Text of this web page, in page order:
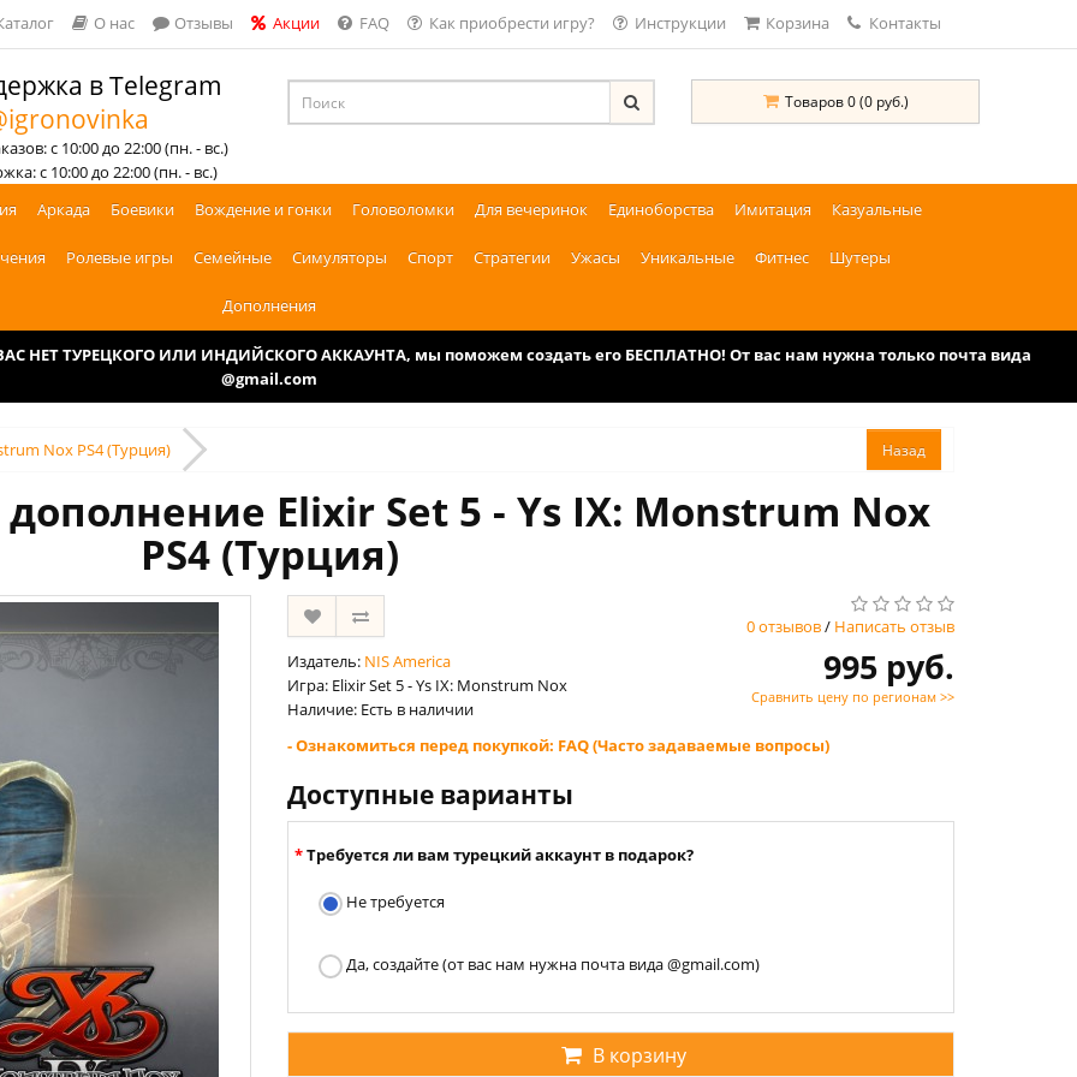
О нас Отзывы Акции FAQ Как приобрести игру? Инструкции Корзина Контакты
в Telegram
с 10:00 до 22:00 (пн. - вс.)
с 10:00 до 22:00 (пн. - вс.)
Товаров 0 (0 руб.)
Аркада Боевики Вождение и гонки Головоломки Для вечеринок Единоборства Имитация Казуальные
Ролевые игры Семейные Симуляторы Спорт Стратегии Ужасы Уникальные Фитнес Шутеры
Дополнения
НЕТ ТУРЕЦКОГО ИЛИ ИНДИЙСКОГО АККАУНТА, мы поможем создать его БЕСПЛАТНО! От вас нам нужна только почта вида
@gmail.com
Nox PS4 (Турция)
Elixir Set 5 - Ys IX: Monstrum Nox
PS4 (Турция)
0 отзывов/ Написать отзыв
Издатель: NIS America
Игра: Elixir Set 5 - Ys IX: Monstrum Nox
Наличие: Есть в наличии
995 руб.
Сравнить цену по регионам >>
- Ознакомиться перед покупкой: FAQ (Часто задаваемые вопросы)
Доступные варианты
Требуется ли вам турецкий аккаунт в подарок?
Не требуется
Да, создайте (от вас нам нужна почта вида @gmail.com)
В корзину